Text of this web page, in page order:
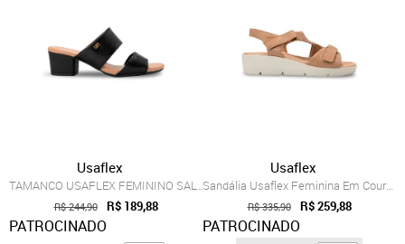
Usaflex
TAMANCO USAFLEX FEMININO SALTO BLOCO TRE...
R$ 244,90 R$ 189,88
PATROCINADO
Usaflex
Sandália Usaflex Feminina Em Couro Plata...
R$ 335,90 R$ 259,88
PATROCINADO